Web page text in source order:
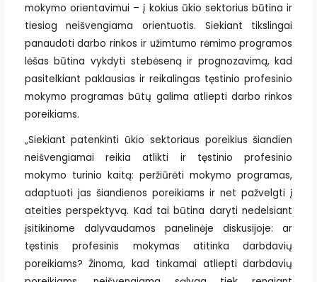
mokymo orientavimui – į kokius ūkio sektorius būtina ir
tiesiog neišvengiama orientuotis. Siekiant tikslingai
panaudoti darbo rinkos ir užimtumo rėmimo programos
lėšas būtina vykdyti stebėseną ir prognozavimą, kad
pasitelkiant paklausias ir reikalingas tęstinio profesinio
mokymo programas būtų galima atliepti darbo rinkos
poreikiams.
„Siekiant patenkinti ūkio sektoriaus poreikius šiandien
neišvengiamai reikia atlikti ir tęstinio profesinio
mokymo turinio kaitą: peržiūrėti mokymo programas,
adaptuoti jas šiandienos poreikiams ir net pažvelgti į
ateities perspektyvą. Kad tai būtina daryti nedelsiant
įsitikinome dalyvaudamos panelinėje diskusijoje: ar
tęstinis profesinis mokymas atitinka darbdavių
poreikiams? Žinoma, kad tinkamai atliepti darbdavių